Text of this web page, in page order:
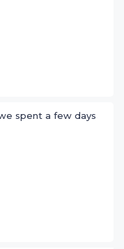
spent a few days